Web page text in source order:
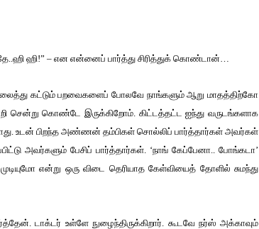
ஹி!” – என என்னைப் பார்த்து சிரித்துக் கொண்டான்…
கட்டும் பறவைகளைப் போலவே நாங்களும் ஆறு மாதத்திற்கோ
சென்று கொண்டே இருக்கிறோம். கிட்டத்தட்ட ஐந்து வருடங்களாக
உடன் பிறந்த அண்ணன் தம்பிகள் சொல்லிப் பார்த்தார்கள் அவர்கள்
அவர்களும் பேசிப் பார்த்தார்கள். ‘நாங் கேப்பேனா.. போங்கடா’
என்று ஒரு விடை தெரியாத கேள்வியைத் தோளில் சுமந்து
டாக்டர் உள்ளே நுழைந்திருக்கிறார். கூடவே நர்ஸ் அக்காவும்